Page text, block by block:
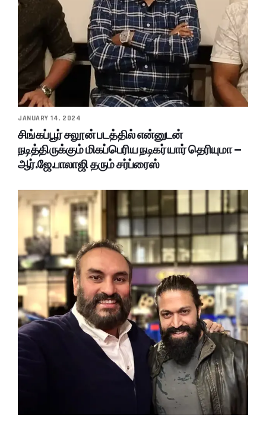
JANUARY 14, 2024
சிங்கப்பூர் சலூன் படத்தில் என்னுடன்
நடித்திருக்கும் மிகப்பெரிய நடிகர் யார் தெரியுமா –
ஆர்.ஜே.பாலாஜி தரும் சர்ப்ரைஸ்